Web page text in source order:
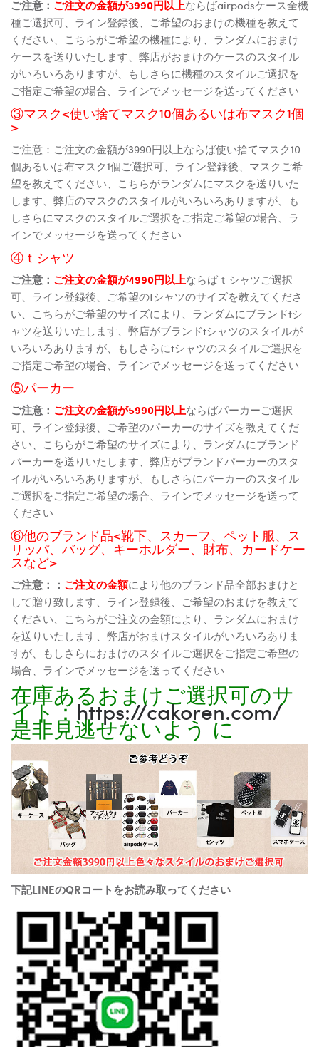
ご注意： ご注文の金額が3990円以上ならばairpodsケース全機
種ご選択可、ライン登録後、ご希望のおまけの機種を教えて
ください、こちらがご希望の機種により、ランダムにおまけ
ケースを送りいたします、弊店がおまけのケースのスタイル
がいろいろありますが、もしさらに機種のスタイルご選択を
ご指定ご希望の場合、ラインでメッセージを送ってください
③マスク<使い捨てマスク10個あるいは布マスク1個
>
ご注意：ご注文の金額が3990円以上ならば使い捨てマスク10
個あるいは布マスク1個ご選択可、ライン登録後、マスクご希
望を教えてください、こちらがランダムにマスクを送りいた
します、弊店のマスクのスタイルがいろいろありますが、も
しさらにマスクのスタイルご選択をご指定ご希望の場合、ラ
インでメッセージを送ってください
④ｔシャツ
ご注意： ご注文の金額が4990円以上ならばｔシャツご選択
可、ライン登録後、ご希望のtシャツのサイズを教えてくださ
い、こちらがご希望のサイズにより、ランダムにブランドtシ
ャツを送りいたします、弊店がブランドtシャツのスタイルが
いろいろありますが、もしさらにtシャツのスタイルご選択を
ご指定ご希望の場合、ラインでメッセージを送ってください
⑤パーカー
ご注意： ご注文の金額が5990円以上ならばパーカーご選択
可、ライン登録後、ご希望のパーカーのサイズを教えてくだ
さい、こちらがご希望のサイズにより、ランダムにブランド
パーカーを送りいたします、弊店がブランドパーカーのスタ
イルがいろいろありますが、もしさらにパーカーのスタイル
ご選択をご指定ご希望の場合、ラインでメッセージを送って
ください
⑥他のブランド品<靴下、スカーフ、ペット服、ス
リッパ、バッグ、キーホルダー、財布、カードケー
スなど>
ご注意：： ご注文の金額により他のブランド品全部おまけと
して贈り致します、ライン登録後、ご希望のおまけを教えて
ください、こちらがご注文の金額により、ランダムにおまけ
を送りいたします、弊店がおまけスタイルがいろいろありま
すが、もしさらにおまけのスタイルご選択をご指定ご希望の
場合、ラインでメッセージを送ってください
在庫あるおまけご選択可のサ
イト：https://cakoren.com/
是非見逃せないよう に
下記LINEのQRコートをお読み取ってください